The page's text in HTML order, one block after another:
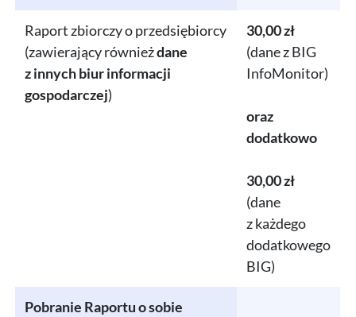
Raport zbiorczy o przedsiębiorcy
(zawierający równieżdane
z innych biur informacji
gospodarczej)
30,00 zł
(dane z BIG
InfoMonitor)
oraz
dodatkowo
30,00 zł
(dane
z każdego
dodatkowego
BIG)
Pobranie Raportu o sobie